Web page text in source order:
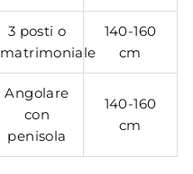
3 posti o
matrimoniale
140-160
cm
Angolare
con
penisola
140-160
cm